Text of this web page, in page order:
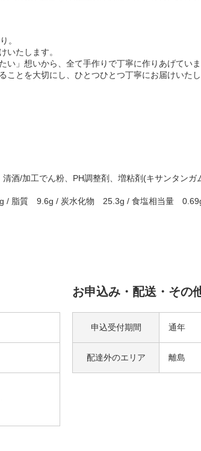
。
いたします。
い」想いから、全て手作りで丁寧に作りあげてい
ことを大切にし、ひとつひとつ丁寧にお届けいた
酒/加工でん粉、PH調整剤、増粘剤(キサンタン
/ 脂質 9.6g / 炭水化物 25.3g / 食塩相当量
お申込み・配送・その
申込受付期間 通年
配達外のエリア 離島